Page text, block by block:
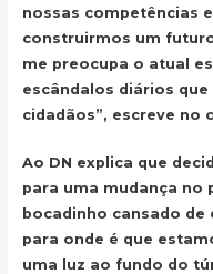
nossas competências
construirmos um
me preocupa o atual
escândalos diários
cidadãos”, escreve no
Ao DN explica que
para uma mudança no
bocadinho cansado
para onde é que
uma luz ao fundo do